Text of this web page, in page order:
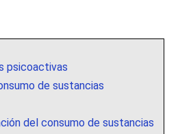
psicoactivas
de sustancias
del consumo de sustancias